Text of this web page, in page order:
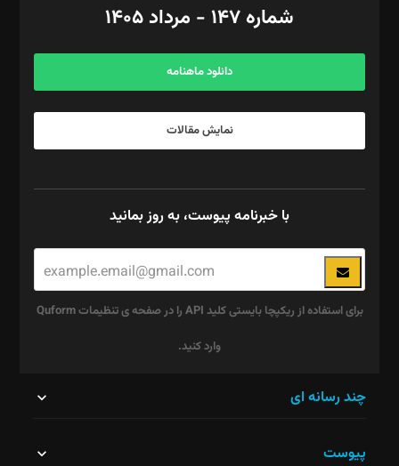
آگهی و مشترکین: ۰۹۱۹۹۹۹۰۴۵۴
شماره ۱۴۷ - مرداد ۱۴۰۵
دانلود ماهنامه
نمایش مقالات
با خبرنامه پیوست، به روز بمانید
برای استفاده از ریکپچا بایستی کلید API را در صفحه ی تنظیمات Quform
وارد کنید.
نباید
چند رسانه ای
پیوست